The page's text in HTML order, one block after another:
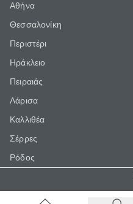
Αθήνα
Θεσσαλονίκη
Περιστέρι
Ηράκλειο
Πειραιάς
Λάρισα
Καλλιθέα
Σέρρες
Ρόδος